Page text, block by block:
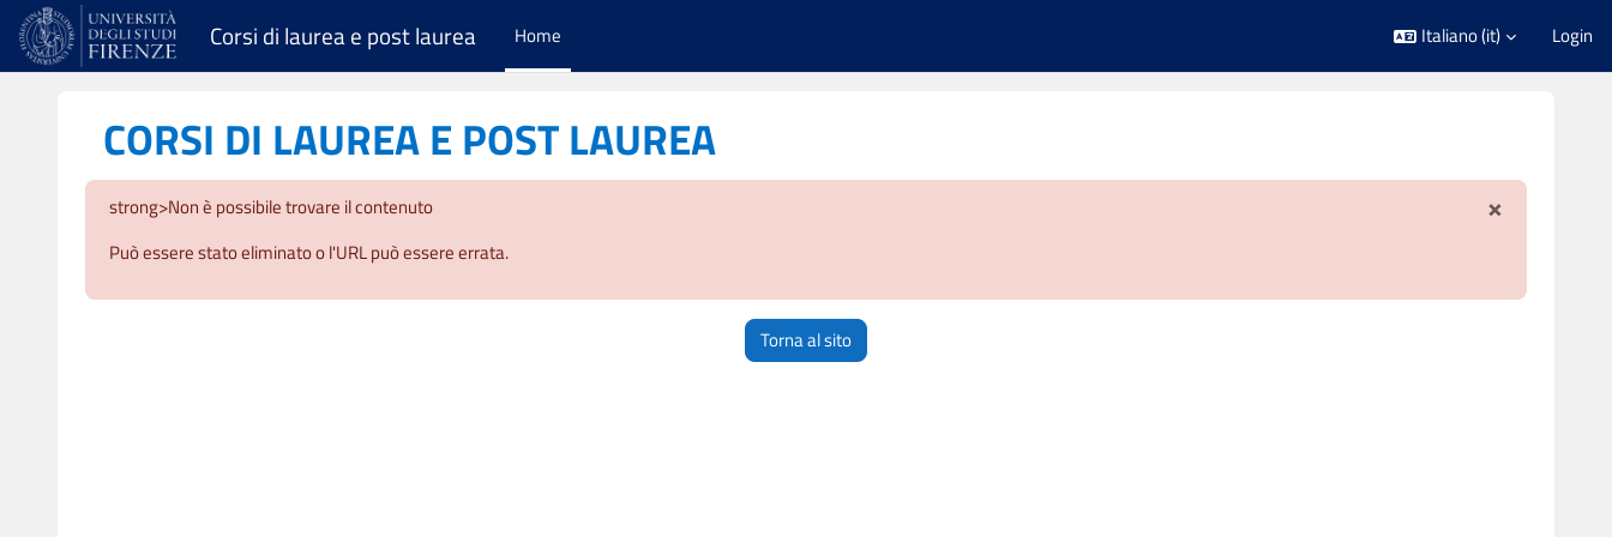
Vai al contenuto principale
Corsi di laurea e post laurea Home Italiano ‎(it)‎ Login
CORSI DI LAUREA E POST LAUREA
strong>Non è possibile trovare il contenuto
Può essere stato eliminato o l'URL può essere errata.
×
Torna al sito